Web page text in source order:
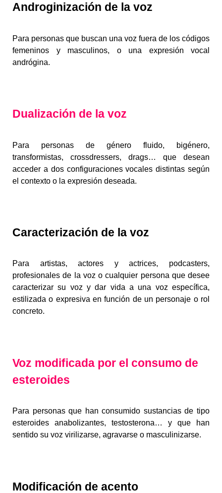
Androginización de la voz
Para personas que buscan una voz fuera de los códigos
femeninos y masculinos, o una expresión vocal
andrógina.
Dualización de la voz
Para personas de género fluido, bigénero,
transformistas, crossdressers, drags… que desean
acceder a dos configuraciones vocales distintas según
el contexto o la expresión deseada.
Caracterización de la voz
Para artistas, actores y actrices, podcasters,
profesionales de la voz o cualquier persona que desee
caracterizar su voz y dar vida a una voz específica,
estilizada o expresiva en función de un personaje o rol
concreto.
Voz modificada por el consumo de
esteroides
Para personas que han consumido sustancias de tipo
esteroides anabolizantes, testosterona… y que han
sentido su voz virilizarse, agravarse o masculinizarse.
Modificación de acento